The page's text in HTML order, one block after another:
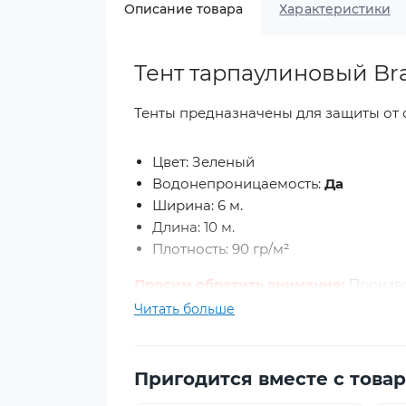
Описание товара Характеристики
Тент тарпаулиновый
Тенты предназначены для защиты
Цвет: Зеленый
Водонепроницаемость: Да
Ширина: 6 м.
Длина: 10 м.
Плотность: 90 гр/м²
Просим обратить внимание:
указанных фактических размеров (
Края тента имеют двойную
Читать больше
Пригодится вместе с